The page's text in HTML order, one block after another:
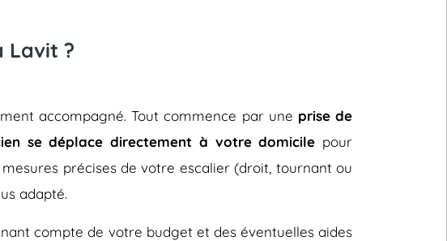
Lavit ?
accompagné. Tout commence par une prise de
se déplace directement à votre domicile pour
précises de votre escalier (droit, tournant ou
adapté.
compte de votre budget et des éventuelles aides